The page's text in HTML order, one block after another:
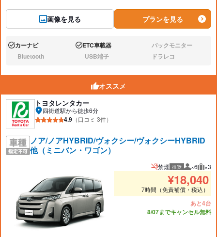
画像を見る プランを見る
あり:カーナビ あり:ETC車載器 なし:バックモニター
なし:Bluetooth なし:USB端子 なし:ドラレコ
オススメ
トヨタレンタカー
四街道駅から徒歩6分
4.9 （口コミ 3件）
ノア/ノアHYBRID/ヴォクシー/ヴォクシーHYBRID
他（ミニバン・ワゴン）
禁煙 推奨 推奨人数
×6 推奨
×3
¥18,040
7時間（免責補償・税込）
あと4台
8/07までキャンセル無料